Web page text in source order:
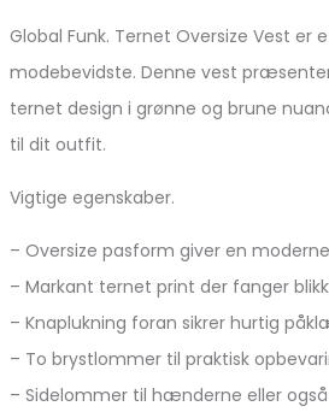
Global Funk. Ternet Oversize Vest
modebevidste. Denne vest
ternet design i grønne og brune
til dit outfit.
Vigtige egenskaber.
– Oversize pasform giver en
– Markant ternet print der fanger
– Knaplukning foran sikrer hurtig
– To brystlommer til praktisk
– Sidelommer til hænderne eller